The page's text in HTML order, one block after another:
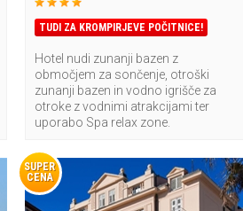
TUDI ZA KROMPIRJEVE POČITNICE!
Hotel nudi zunanji bazen z
območjem za sončenje, otroški
zunanji bazen in vodno igrišče za
otroke z vodnimi atrakcijami ter
uporabo Spa relax zone.
SUPER
CENA